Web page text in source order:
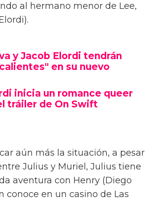
al hermano menor de Lee,
y Jacob Elordi tendrán
en su nuevo
inicia un romance queer
tráiler de On Swift
aún más la situación, a pesar
Julius y Muriel, Julius tiene
aventura con Henry (Diego
conoce en un casino de Las